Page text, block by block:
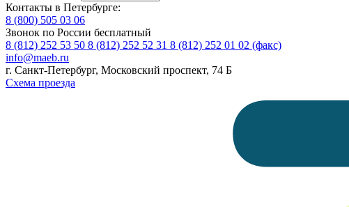
Контакты в Петербурге:
8 (800) 505 03 06
Звонок по России бесплатный
8 (812) 252 53 50 8 (812) 252 52 31 8 (812) 252 01 02 (факс)
info@maeb.ru
г. Санкт-Петербург, Московский проспект, 74 Б
Схема проезда